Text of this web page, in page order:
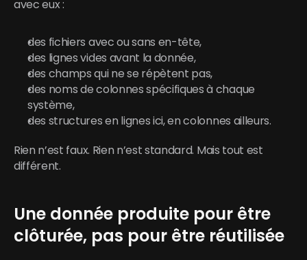
avec eux :
des fichiers avec ou sans en-tête,
des lignes vides avant la donnée,
des champs qui ne se répètent pas,
des noms de colonnes spécifiques à chaque
système,
des structures en lignes ici, en colonnes ailleurs.
Rien n’est faux. Rien n’est standard. Mais tout est
différent.
Une donnée produite pour être
clôturée, pas pour être réutilisée